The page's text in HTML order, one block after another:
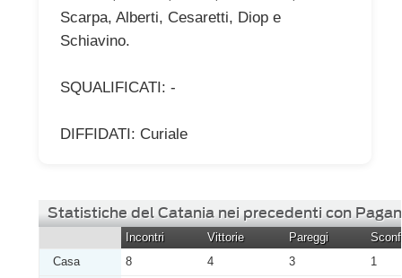
Scarpa, Alberti, Cesaretti, Diop e
Schiavino.
SQUALIFICATI: -
DIFFIDATI: Curiale
Statistiche del Catania nei precedenti con
Incontri Vittorie Pareggi
Casa
8 4 3
1